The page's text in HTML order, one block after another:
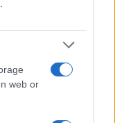
web or
foto
+39